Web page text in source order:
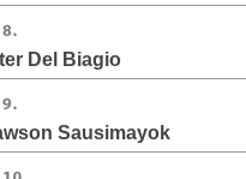
Del Biagio
Sausimayok